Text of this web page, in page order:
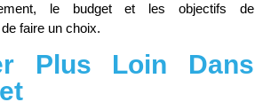
le budget et les objectifs de
faire un choix.
Plus Loin Dans